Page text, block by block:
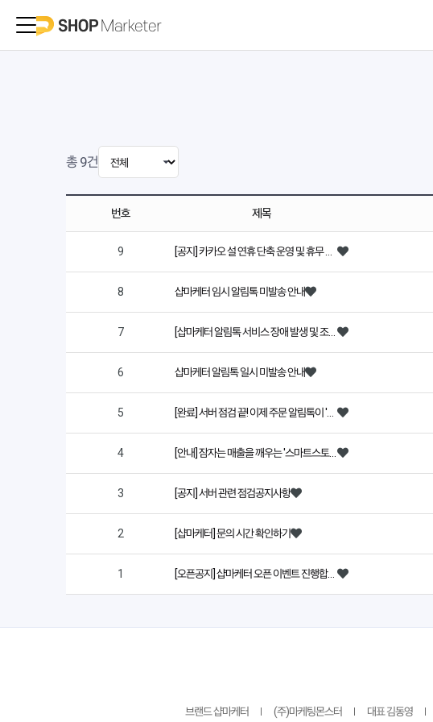
총 9건
번호 제목
9
8 샵마케터 임시 알림톡 미발송 안내
7 [샵마케터 알림톡 서비스 장애 발생 및 조치 완료 안내]
6 샵마케터 알림톡 일시 미발송 안내
5
4 [안내] 잠자는 매출을 깨우는 '스마트스토어 필수 알림톡 6종' 활용 가이드
3 [공지] 서버 관련 점검공지사항
2 [샵마케터] 문의 시간 확인하기
1 [오픈공지] 샵마케터 오픈 이벤트 진행합니다.
브랜드 샵마케터 (주)마케팅몬스터 대표 김동영